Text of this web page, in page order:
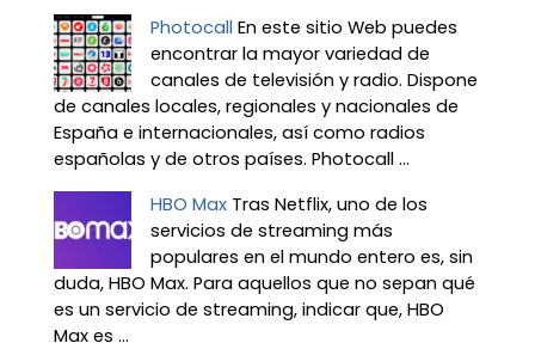
Photocall En este sitio Web puedes
encontrar la mayor variedad de
canales de televisión y radio. Dispone
de canales locales, regionales y nacionales de
España e internacionales, así como radios
españolas y de otros países. Photocall ...
HBO Max Tras Netflix, uno de los
servicios de streaming más
populares en el mundo entero es, sin
duda, HBO Max. Para aquellos que no sepan qué
es un servicio de streaming, indicar que, HBO
Max es ...